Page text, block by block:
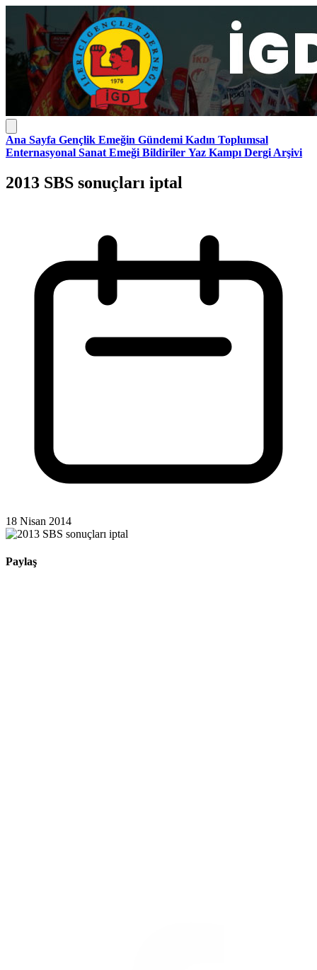
Ana Sayfa Gençlik Emeğin Gündemi Kadın Toplumsal
Enternasyonal Sanat Emeği Bildiriler Yaz Kampı Dergi Arşivi
2013 SBS sonuçları iptal
18 Nisan 2014
Paylaş